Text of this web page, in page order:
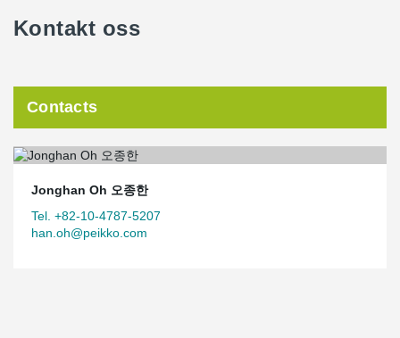
Kontakt oss
Contacts
Jonghan Oh 오종한
Tel. +82-10-4787-5207
han.oh@peikko.com